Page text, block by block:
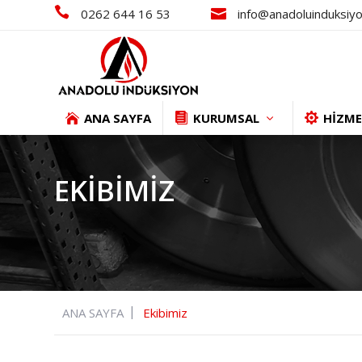
0262 644 16 53
ANA SAYFA KURUMSAL
EKIBIMIZ
ANA SAYFA Ekibimiz